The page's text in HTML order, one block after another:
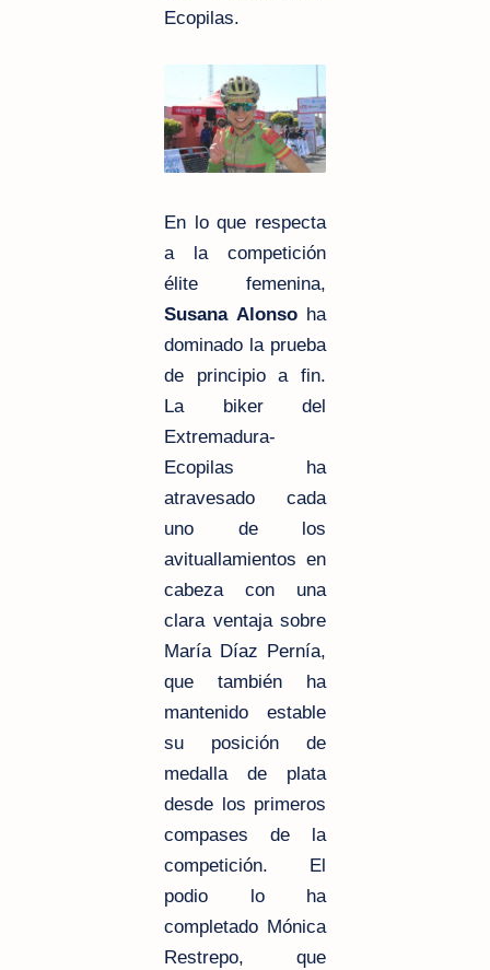
Ecopilas.
En lo que respecta
a la competición
élite femenina,
Susana Alonsoha
dominado la prueba
de principio a fin.
La biker del
Extremadura-
Ecopilas ha
atravesado cada
uno de los
avituallamientos en
cabeza con una
clara ventaja sobre
María Díaz Pernía,
que también ha
mantenido estable
su posición de
medalla de plata
desde los primeros
compases de la
competición. El
podio lo ha
completado Mónica
Restrepo, que